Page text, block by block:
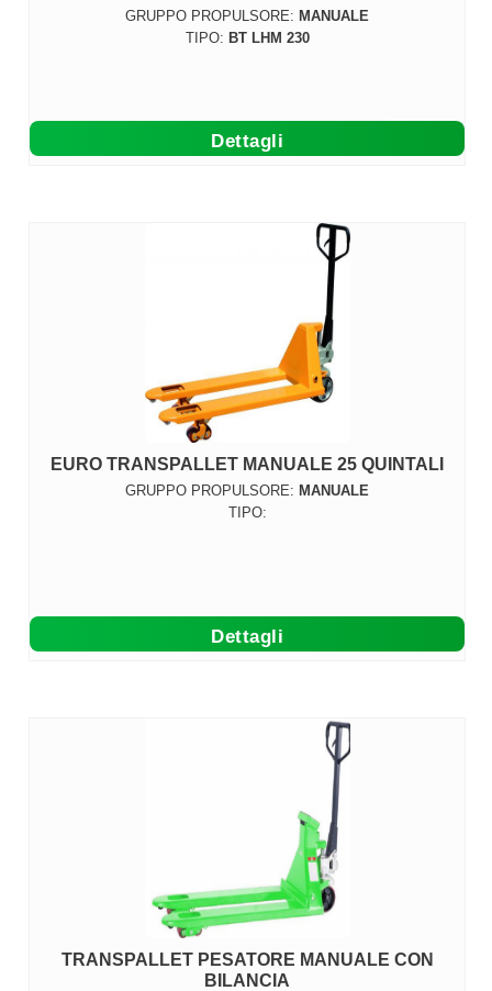
GRUPPO PROPULSORE: MANUALE
TIPO: BT LHM 230
Dettagli
EURO TRANSPALLET MANUALE 25 QUINTALI
GRUPPO PROPULSORE: MANUALE
TIPO:
Dettagli
TRANSPALLET PESATORE MANUALE CON
BILANCIA